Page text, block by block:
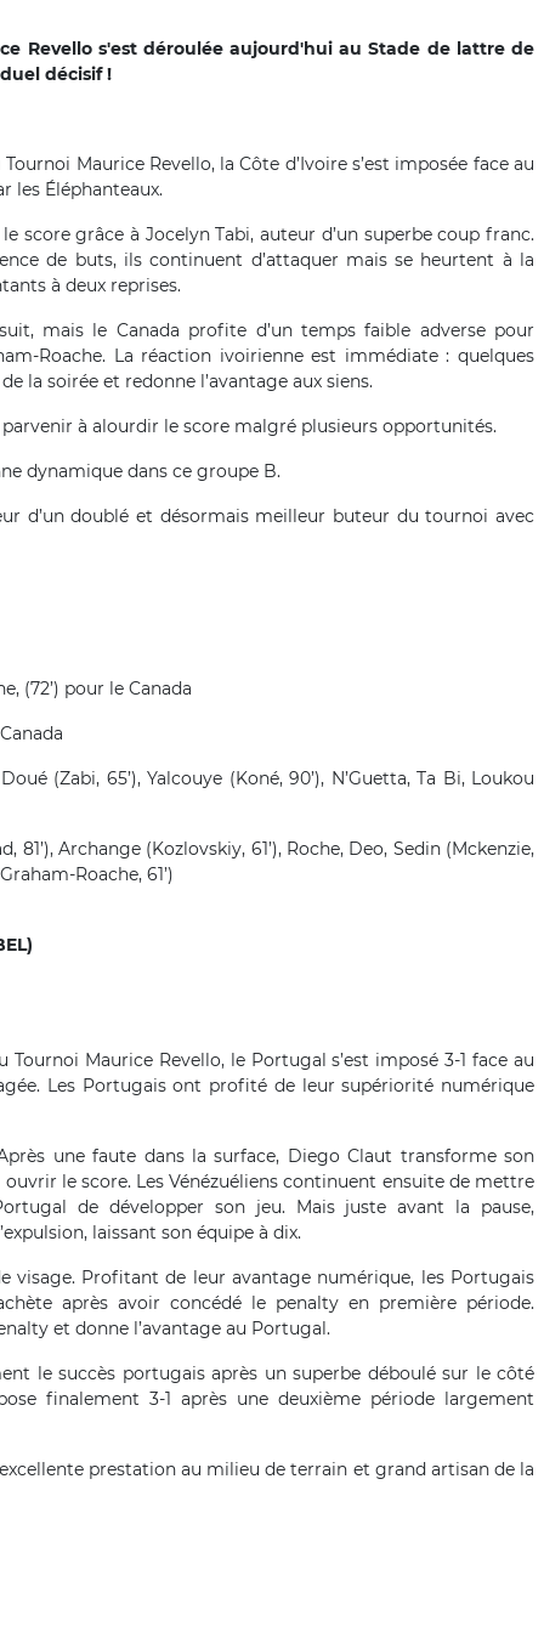
Revello s'est déroulée aujourd'hui au Stade de lattre de
décisif !
Maurice Revello, la Côte d’Ivoire s’est imposée face au
les Éléphanteaux.
grâce à Jocelyn Tabi, auteur d’un superbe coup franc.
de buts, ils continuent d’attaquer mais se heurtent à la
à deux reprises.
mais le Canada profite d’un temps faible adverse pour
Roache. La réaction ivoirienne est immédiate : quelques
la soirée et redonne l’avantage aux siens.
à alourdir le score malgré plusieurs opportunités.
dynamique dans ce groupe B.
d’un doublé et désormais meilleur buteur du tournoi avec
(72’) pour le Canada
(Zabi, 65’), Yalcouye (Koné, 90’), N’Guetta, Ta Bi, Loukou
Archange (Kozlovskiy, 61’), Roche, Deo, Sedin (Mckenzie,
Roache, 61’)
Maurice Revello, le Portugal s’est imposé 3-1 face au
Les Portugais ont profité de leur supériorité numérique
une faute dans la surface, Diego Claut transforme son
le score. Les Vénézuéliens continuent ensuite de mettre
de développer son jeu. Mais juste avant la pause,
laissant son équipe à dix.
Profitant de leur avantage numérique, les Portugais
après avoir concédé le penalty en première période.
et donne l’avantage au Portugal.
le succès portugais après un superbe déboulé sur le côté
finalement 3-1 après une deuxième période largement
prestation au milieu de terrain et grand artisan de la